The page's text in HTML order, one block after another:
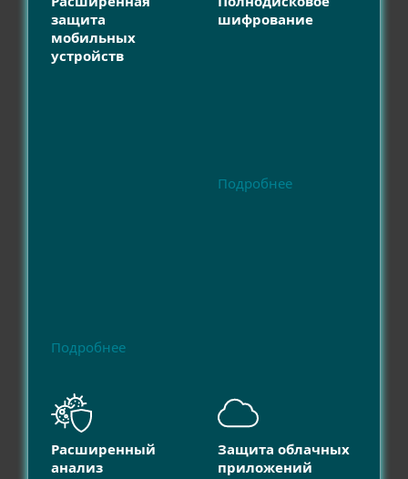
защита
мобильных
устройств
Подробнее
шифрование
Подробнее
Расширенный
анализ
Защита облачных
приложений